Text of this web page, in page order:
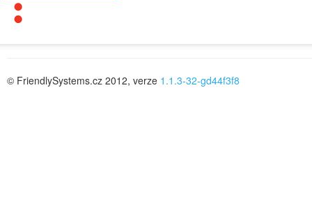
© FriendlySystems.cz 2012, verze 1.1.3-32-gd44f3f8